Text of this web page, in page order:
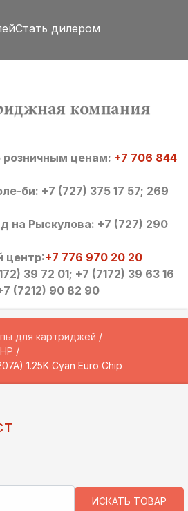
Стать дилером
ценам: +7 706 844
би: +7 (727) 375 17 57; 269
на Рыскулова: +7 (727) 290
центр:+7 776 970 20 20
39 72 01; +7 (7172) 39 63 16
(7212) 90 82 90
для картриджей
1.25K Cyan Euro Chip